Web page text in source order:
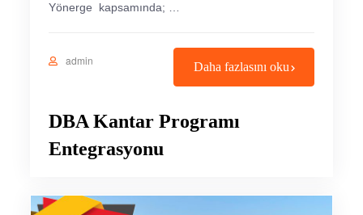
Yönerge kapsamında; …
admin Daha fazlasını oku
DBA Kantar Programı
Entegrasyonu